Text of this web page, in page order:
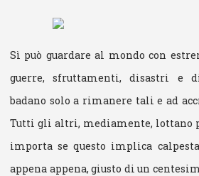
Sì può guardare al mondo con
guerre, sfruttamenti, disastri e
badano solo a rimanere tali e ad
Tutti gli altri, mediamente, lottano
importa se questo implica
appena appena, giusto di un